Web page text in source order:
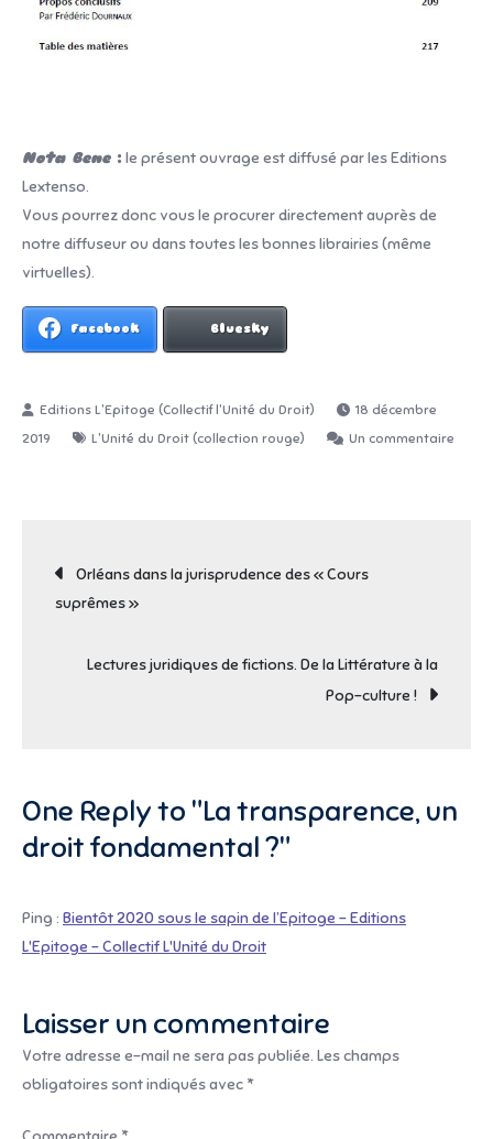
Nota Bene: le présent ouvrage est diffusé par les Editions
Lextenso.
Vous pourrez donc vous le procurer directement auprès de
notre diffuseur ou dans toutes les bonnes librairies (même
virtuelles).
Facebook Bluesky
18 décembre
2019
L'Unité du Droit (collection rouge)
Un commentaire
fondamental
Navigation
de
l’article
Orléans dans la jurisprudence des « Cours
suprêmes »
Lectures juridiques de fictions. De la Littérature à la
Pop-culture !
One Reply to "La transparence, un
droit fondamental ?"
Ping : Bientôt 2020 sous le sapin de l’Epitoge – Editions
L'Epitoge – Collectif L'Unité du Droit
Laisser un commentaire
Votre adresse e-mail ne sera pas publiée. Les champs
obligatoires sont indiqués avec *